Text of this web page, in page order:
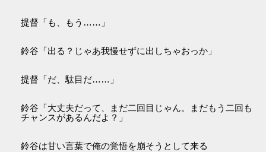
提督「も、もう……」
鈴谷「出る？じゃあ我慢せずに出しちゃおっか」
提督「だ、駄目だ……」
鈴谷「大丈夫だって、まだ二回目じゃん。まだもう二回も
チャンスがあるんだよ？」
鈴谷は甘い言葉で俺の覚悟を崩そうとして来る